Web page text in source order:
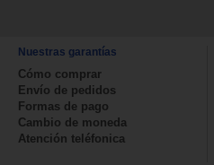
Nuestras garantías
Cómo comprar
Envío de pedidos
Formas de pago
Cambio de moneda
Atención teléfonica